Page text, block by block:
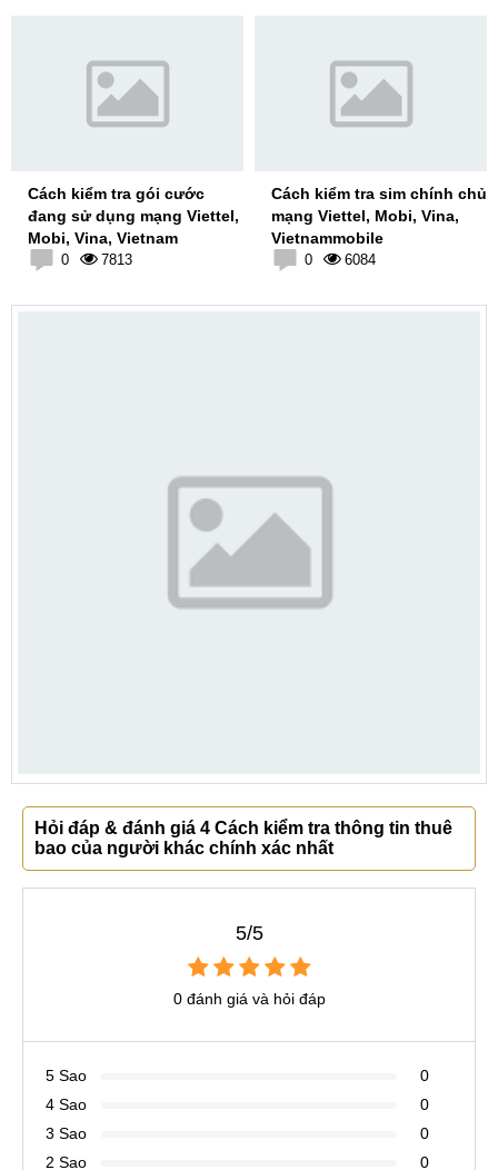
Cách kiểm tra gói cước
đang sử dụng mạng Viettel,
Mobi, Vina, Vietnam
0 7813
Cách kiểm tra sim chính chủ
mạng Viettel, Mobi, Vina,
Vietnammobile
0 6084
Hỏi đáp & đánh giá 4 Cách kiểm tra thông tin thuê
bao của người khác chính xác nhất
5/5
0 đánh giá và hỏi đáp
5 Sao
0
4 Sao
0
3 Sao
0
2 Sao
0